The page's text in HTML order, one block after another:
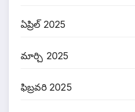
ఏప్రిల్ 2025
మార్చి 2025
ఫిబ్రవరి 2025